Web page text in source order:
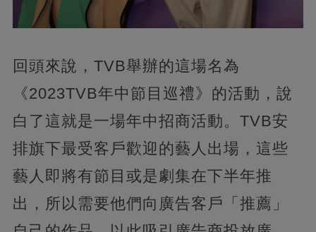
回頭來說，TVB舉辦的這場名為
《2023TVB年中節目巡禮》的活動，說
白了這就是一場年中招商活動。TVB安
排旗下最受客戶歡迎的藝人出場，這些
藝人即將有節目或是劇集在下半年推
出，所以需要他們向廣告客戶「推薦」